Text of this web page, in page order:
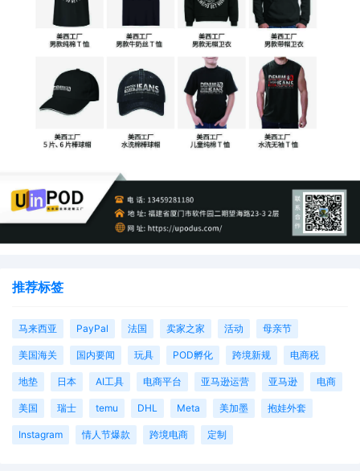
推荐标签
马来西亚 PayPal 法国 卖家之家 活动 母亲节
美国海关 国内要闻 玩具 POD孵化 跨境新规 电商税
地垫 日本 AI工具 电商平台 亚马逊运营 亚马逊 电商
美国 瑞士 temu DHL Meta 美加墨 抱娃外套
Instagram 情人节爆款 跨境电商 定制